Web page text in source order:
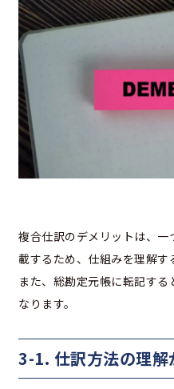
複合仕訳のデメリットは、
載するため、仕組みを理解す
また、総勘定元帳に転記する
なります。
3-1. 仕訳方法の理解